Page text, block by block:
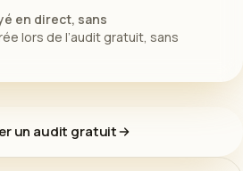
en direct, sans
lors de l’audit gratuit, sans
un audit gratuit